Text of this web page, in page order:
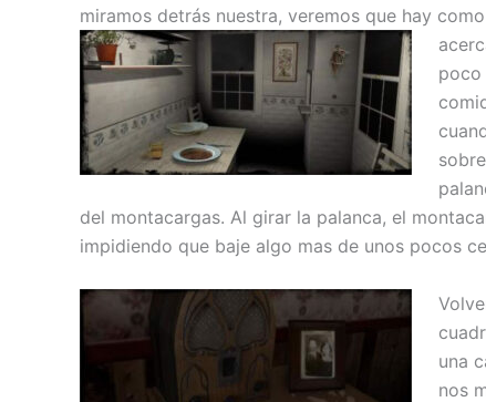
miramos detrás nuestra, veremos que hay
poco
del montacargas. Al girar la palanca, el
impidiendo que baje algo mas de unos pocos
una
nos